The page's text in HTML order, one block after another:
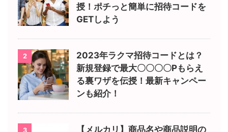
授！ポチっと簡単に招待コードを
GETしよう
2
2023年ラクマ招待コードとは？
新規登録で最大〇〇〇〇Pもらえ
る裏ワザを伝授！最新キャンペー
ンも紹介！
3 【メルカリ】商品名や商品説明の